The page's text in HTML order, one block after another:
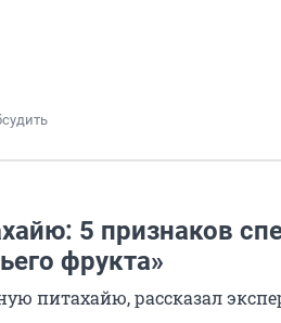
5 признаков
фрукта»
питахайю, рассказал